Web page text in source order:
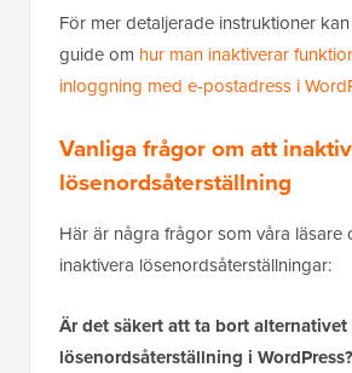
För mer detaljerade instruktioner
guide om hur man inaktiverar
inloggning med e-postadress i
Vanliga frågor om att
lösenordsåterställning
Här är några frågor som våra läsare
inaktivera lösenordsåterställningar:
Är det säkert att ta bort
lösenordsåterställning i WordPress?